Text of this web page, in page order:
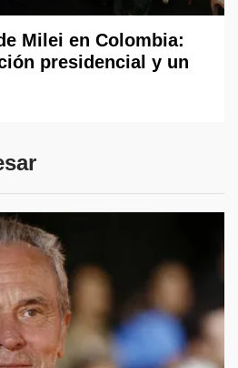
Milei en Colombia:
presidencial y un